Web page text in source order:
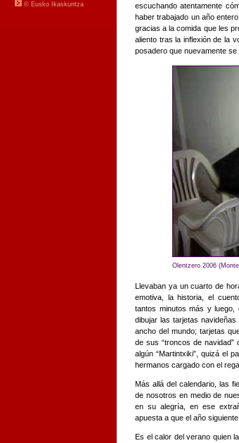
escuchando atentamente
haber trabajado un año
gracias a la comida que les
aliento tras la inflexión de la
posadero que nuevamente se
Olentzero 2006
Llevaban ya un cuarto de
emotiva, la historia, el
tantos minutos más y
dibujar las tarjetas
ancho del mundo; tarjetas
de sus “troncos de navidad”
algún “Martintxiki”, quizá el
hermanos cargado con el
Más allá del calendario, las
de nosotros en medio de
en su alegría, en ese
apuesta a que el año
Es el calor del verano quien